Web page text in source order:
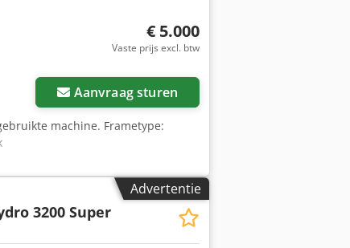
€ 5.000
Vaste prijs excl. btw
Aanvraag sturen
machine. Frametype:
Advertentie
3200 Super